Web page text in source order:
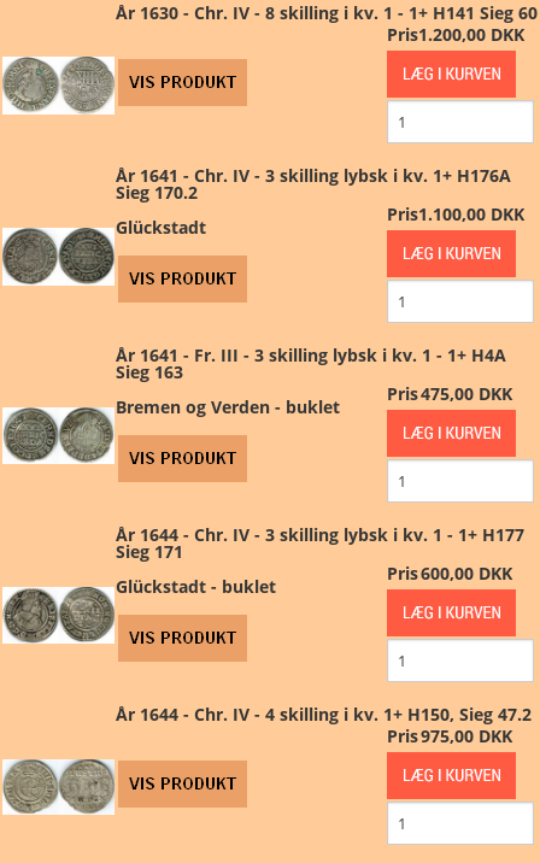
År 1630 - Chr. IV - 8 skilling i kv. 1 - 1+ H141 Sieg 60
Pris1.200,00 DKK
År 1641 - Chr. IV - 3 skilling lybsk i kv. 1+ H176A
Sieg 170.2
Glückstadt
Pris1.100,00 DKK
År 1641 - Fr. III - 3 skilling lybsk i kv. 1 - 1+ H4A
Sieg 163
Bremen og Verden - buklet
Pris475,00 DKK
År 1644 - Chr. IV - 3 skilling lybsk i kv. 1 - 1+ H177
Sieg 171
Glückstadt - buklet
Pris600,00 DKK
År 1644 - Chr. IV - 4 skilling i kv. 1+ H150, Sieg 47.2
Pris975,00 DKK